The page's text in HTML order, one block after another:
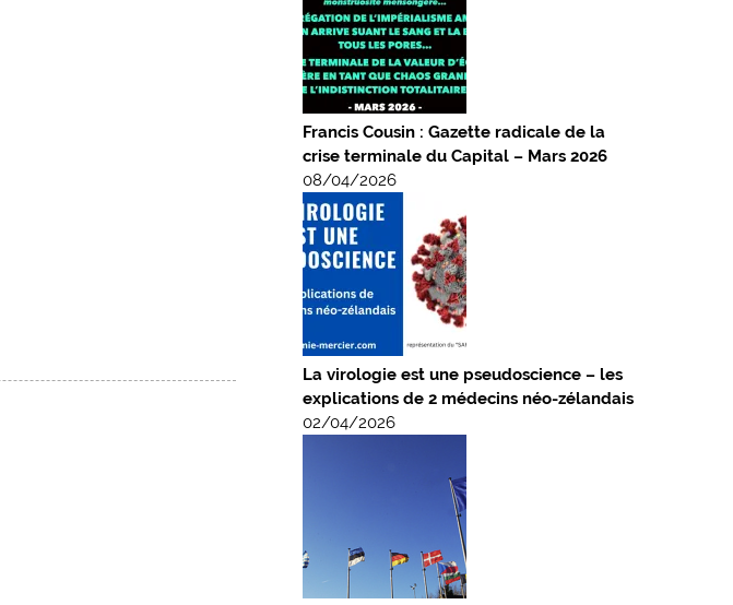
Francis Cousin : Gazette radicale de la
crise terminale du Capital – Mars 2026
08/04/2026
La virologie est une pseudoscience – les
explications de 2 médecins néo-zélandais
02/04/2026